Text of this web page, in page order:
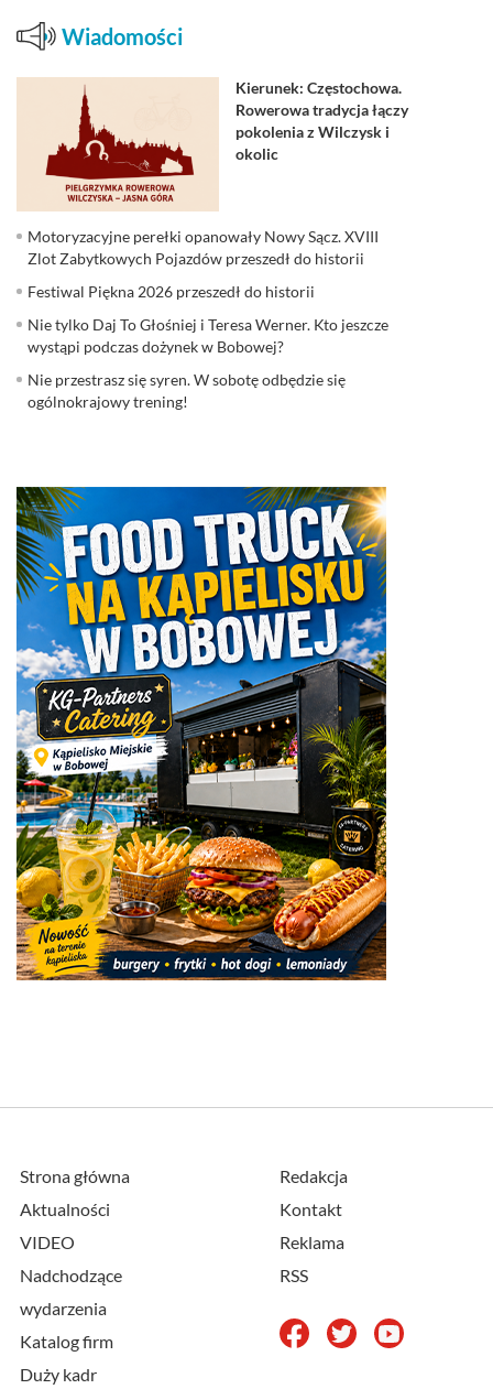
Wiadomości
Kierunek: Częstochowa.
Rowerowa tradycja łączy
pokolenia z Wilczysk i
okolic
Motoryzacyjne perełki opanowały Nowy Sącz. XVIII
Zlot Zabytkowych Pojazdów przeszedł do historii
Festiwal Piękna 2026 przeszedł do historii
Nie tylko Daj To Głośniej i Teresa Werner. Kto jeszcze
wystąpi podczas dożynek w Bobowej?
Nie przestrasz się syren. W sobotę odbędzie się
ogólnokrajowy trening!
Strona główna
Aktualności
VIDEO
Nadchodzące
wydarzenia
Katalog firm
Duży kadr
Redakcja
Kontakt
Reklama
RSS